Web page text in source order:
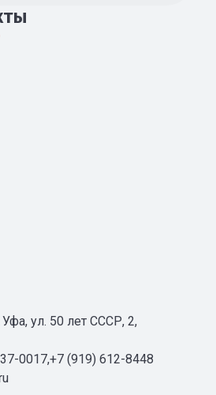
Уфа, ул. 50 лет СССР, 2,
0017,+7 (919) 612-8448